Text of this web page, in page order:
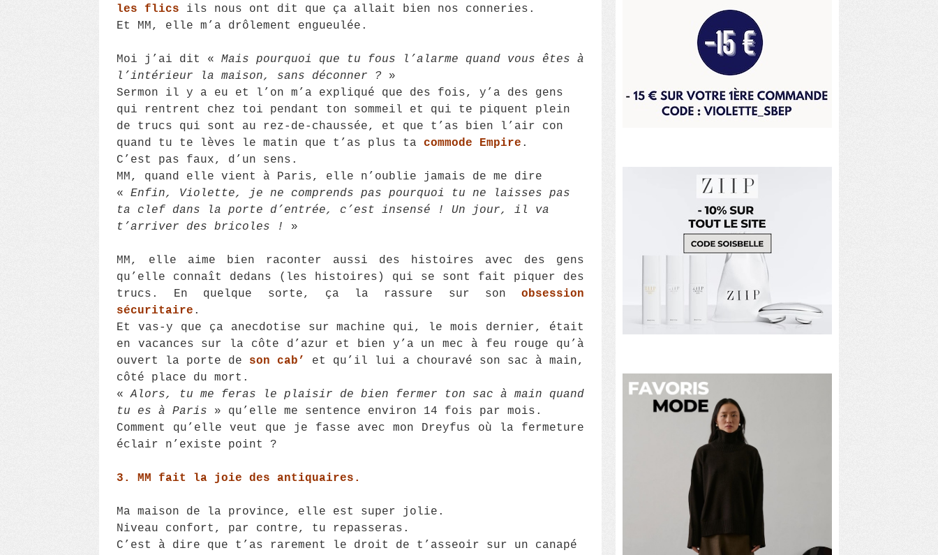
les flics ils nous ont dit que ça allait bien nos conneries.
Et MM, elle m’a drôlement engueulée.
Moi j’ai dit « Mais pourquoi que tu fous l’alarme quand vous êtes à
l’intérieur la maison, sans déconner ? »
Sermon il y a eu et l’on m’a expliqué que des fois, y’a des gens
qui rentrent chez toi pendant ton sommeil et qui te piquent plein
de trucs qui sont au rez-de-chaussée, et que t’as bien l’air con
quand tu te lèves le matin que t’as plus ta commode Empire .
C’est pas faux, d’un sens.
MM, quand elle vient à Paris, elle n’oublie jamais de me dire
« Enfin, Violette, je ne comprends pas pourquoi tu ne laisses pas
ta clef dans la porte d’entrée, c’est insensé ! Un jour, il va
t’arriver des bricoles !
»
MM, elle aime bien raconter aussi des histoires avec des gens
qu’elle connaît dedans (les histoires) qui se sont fait piquer des
trucs. En quelque sorte, ça la rassure sur son obsession
sécuritaire .
Et vas-y que ça anecdotise sur machine qui, le mois dernier, était
en vacances sur la côte d’azur et bien y’a un mec à feu rouge qu’à
ouvert la porte de son cab’
et qu’il lui a chouravé son sac à main,
côté place du mort.
«Alors, tu me feras le plaisir de bien fermer ton sac à main quand
tu es à Paris » qu’elle me sentence environ 14 fois par mois.
Comment qu’elle veut que je fasse avec mon Dreyfus où la fermeture
éclair n’existe point ?
3. MM fait la joie des antiquaires.
Ma maison de la province, elle est super jolie.
Niveau confort, par contre, tu repasseras.
C’est à dire que t’as rarement le droit de t’asseoir sur un canapé